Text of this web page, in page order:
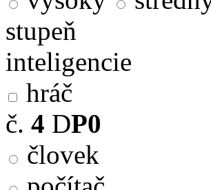
stupeň
inteligencie
hráč
č. 4 DP0
človek